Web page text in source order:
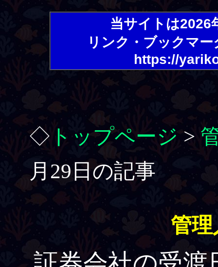
当サイトは2026
リンク・ブックマ
https://
◇ トップページ>
月29日の記事
管理